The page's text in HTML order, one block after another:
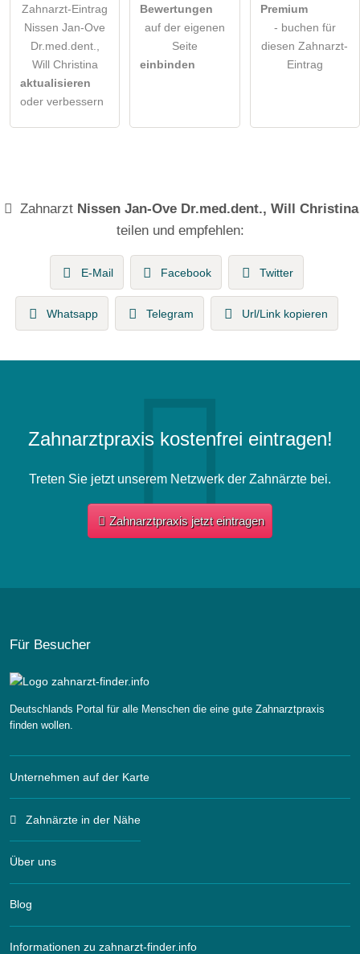
Zahnarzt-Eintrag
Nissen Jan-Ove
Dr.med.dent.,
Will Christina
aktualisieren
oder verbessern
Bewertungen
auf der eigenen
Seite
einbinden
Premium
- buchen für
diesen Zahnarzt-
Eintrag
Zahnarzt Nissen Jan-Ove Dr.med.dent., Will Christina
teilen und empfehlen:
E-Mail Facebook Twitter
Whatsapp Telegram Url/Link kopieren
Zahnarztpraxis kostenfrei eintragen!
Treten Sie jetzt unserem Netzwerk der Zahnärzte bei.
Zahnarztpraxis jetzt eintragen
Für Besucher
Deutschlands Portal für alle Menschen die eine gute Zahnarztpraxis
finden wollen.
Unternehmen auf der Karte
Zahnärzte in der Nähe
Über uns
Blog
Informationen zu zahnarzt-finder.info